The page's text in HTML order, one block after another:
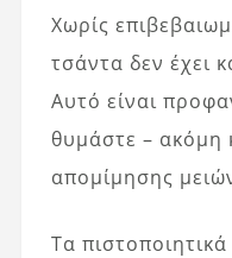
Χωρίς
τσάντα δεν έχει
Αυτό είναι
θυμάστε – ακόμη
απομίμησης
Τα